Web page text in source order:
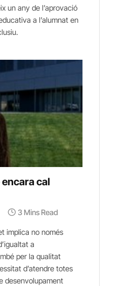
un any de l’aprovació
a l’alumnat en
encara cal
3 Mins Read
implica no només
a
per la qualitat
d’atendre totes
desenvolupament